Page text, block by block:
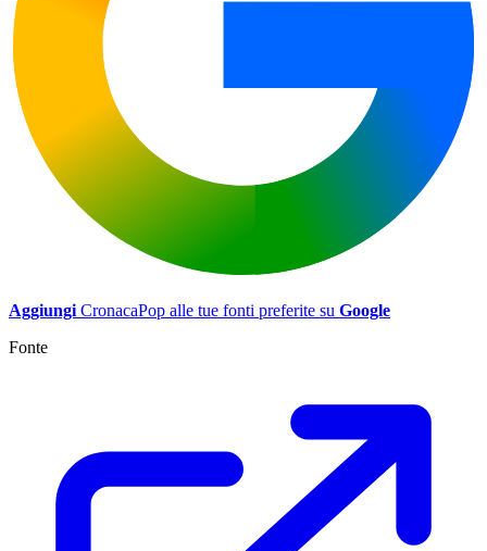
Aggiungi CronacaPop alle tue fonti preferite su Google
Fonte